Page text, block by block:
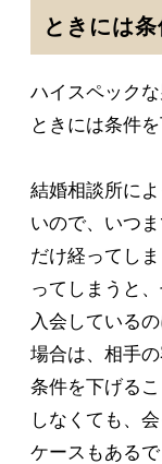
ときには
ハイスペック
ときには条件
結婚相談所に
いので、いつ
だけ経ってし
ってしまうと
入会している
場合は、相手
条件を下げる
しなくても、
ケースもある